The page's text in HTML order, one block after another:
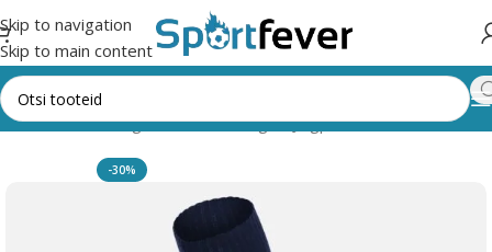
Skip to navigation
Skip to main content
Esileht Kõik kategooriad Pallimängud Jalgpall Põlvikud Macron
-30%